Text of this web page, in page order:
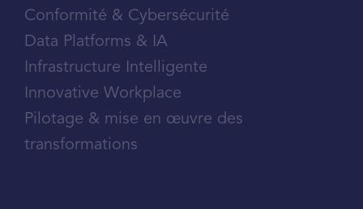
Conformité & Cybersécurité
Data Platforms & IA
Infrastructure Intelligente
Innovative Workplace
Pilotage & mise en œuvre des
transformations